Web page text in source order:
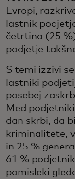
Evropi,
lastnik
četrtina (25
podjetje
S temi izzivi
lastniki
posebej
Med
dan skrbi, da
kriminalitete,
in 25 %
61 %
pomisleki